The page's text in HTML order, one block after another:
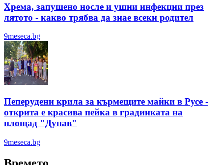
Хрема, запушено носле и ушни инфекции през
лятотo - какво трябва да знае всеки родител
9meseca.bg
Пеперудени крила за кърмещите майки в Русе -
открита е красива пейка в градинката на
площад "Дунав"
9meseca.bg